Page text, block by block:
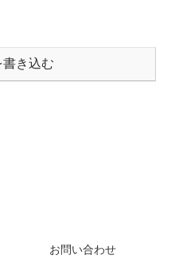
書き込む
お問い合わせ